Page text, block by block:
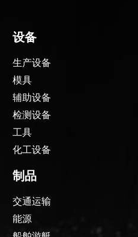
设备
生产设备
模具
辅助设备
检测设备
工具
化工设备
制品
交通运输
能源